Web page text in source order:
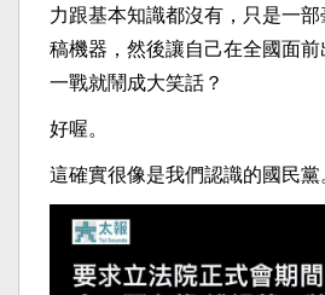
力跟基本知識都沒有，只是一
稿機器，然後讓自己在全國面
一戰就鬧成大笑話？
好喔。
這確實很像是我們認識的國民黨